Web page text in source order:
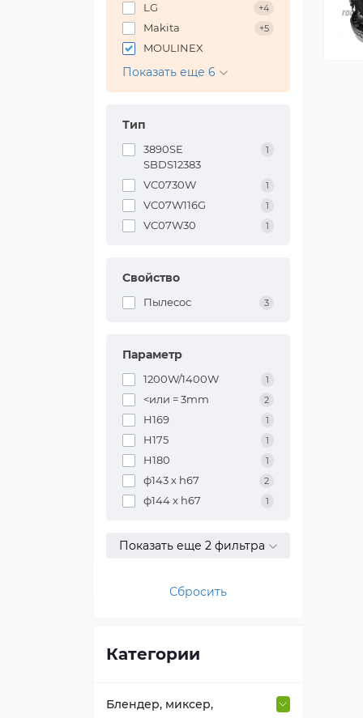
LG +4
Makita +5
MOULINEX
Показать еще 6
Тип
3890SE
SBDS12383
1
VC0730W 1
VC07W116G 1
VC07W30 1
Свойство
Пылесос 3
Параметр
1200W/1400W 1
<или = 3mm 2
H169 1
H175 1
H180 1
ф143 х h67 2
ф144 х h67 1
Показать еще 2 фильтра
Сбросить
Категории
Блендер, миксер,